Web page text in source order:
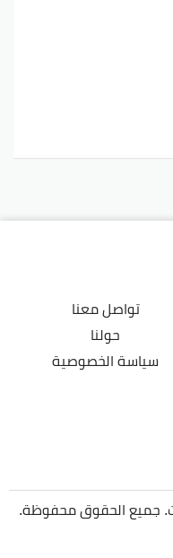
تواصل معنا
حولنا
سياسة الخصوصية